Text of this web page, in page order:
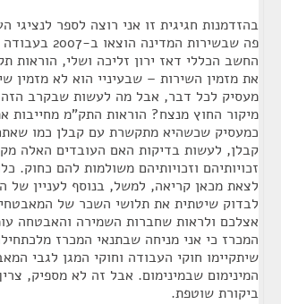
בהזדמנות חגיגית זו אני רוצה לספר לנציגי
פה שבשירות המדינה
החשב הכללי דאז ירון זליכה ושלי, הוראות
את מזמין השירות – שבעיניי הוא לא מזמין
מעסיק לכל דבר, אבל מה לעשות שבקרב
מיקור החוץ מנצח? הוראות התק"מ מחייבות
כמעסיק שכשהיא מתקשרת עם קבלן כמו
קבלן, לעשות בדיקות האם העובדים האלה
זכויותיהם וזכויותיהם משולמות להם כחוק.
לצאת מכאן קריאה, למשל, בנוסף לעניין של
לבדוק שיטתית את תלושי השכר של
אצלכם ולראות שחברות השמירה והאבטחה
המכרז כי אני מניחה שבתנאי המכרז
שיתקיימו חוקי העבודה וחוקי המגן לגבי
המינימום שבמינימום. אבל זה לא מספיק,
ביקורת שוטפת.